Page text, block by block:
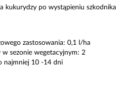
kukurydzy po wystąpieniu szkodnika
zastosowania: 0,1 l/ha
w sezonie wegetacyjnym: 2
najmniej 10 -14 dni